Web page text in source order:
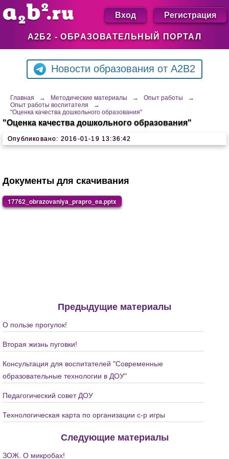
А2Б2 - ОБРАЗОВАТЕЛЬНЫЙ ПОРТАЛ
Вход Регистрация
Новости образования от A2B2
Главная → Методические материалы → Опыт работы
→
Опыт работы воспитателя
→
"Оценка качества дошкольного образования"
"Оценка качества дошкольного образования"
Опубликовано: 2016-01-19 13:36:42
Документы для скачивания
17762_obrazovaniya_prapro_ea.pptx
Предыдущие материалы
О пользе прогулок!
Вторая жизнь пуговки!
Консультация для воспитателей "Современные
образовательные технологии в ДОУ"
Педагогический совет ДОУ
Технологическая карта по организации с-р игры
Следующие материалы
ЗОЖ. О микробах!